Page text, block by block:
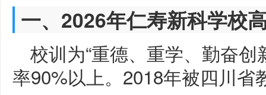
一、2026年仁寿新科学校
校训为“重德、重学、勤奋
率90%以上。2018年被四川省